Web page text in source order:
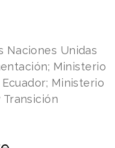
Naciones Unidas
Ministerio
Ministerio